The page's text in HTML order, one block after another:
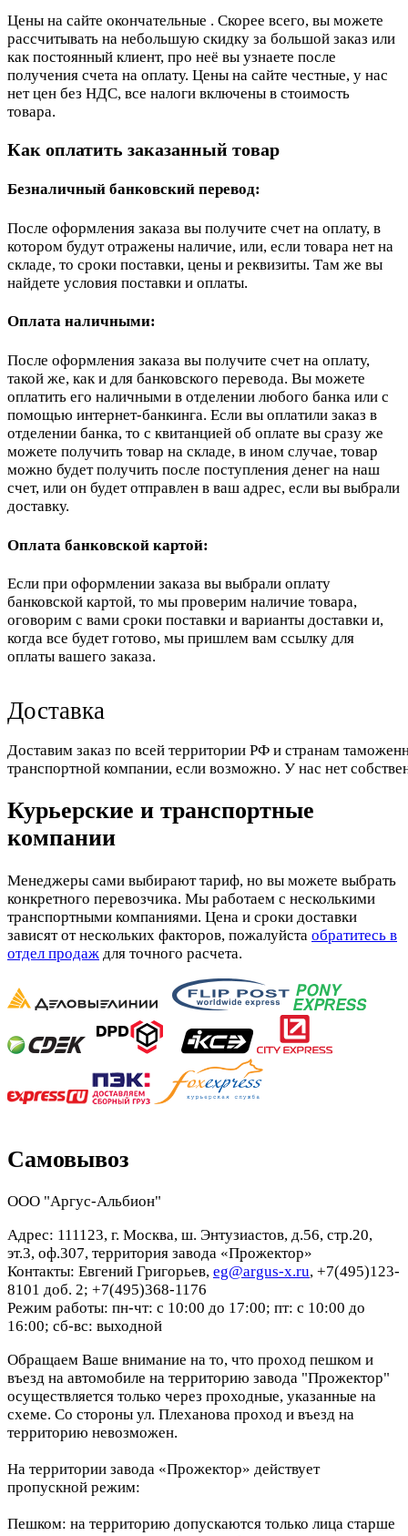
Цены на сайте окончательные . Скорее всего, вы можете
рассчитывать на небольшую скидку за большой заказ или
как постоянный клиент, про неё вы узнаете после
получения счета на оплату. Цены на сайте честные, у нас
нет цен без НДС, все налоги включены в стоимость
товара.
Как оплатить заказанный товар
Безналичный банковский перевод:
После оформления заказа вы получите счет на оплату, в
котором будут отражены наличие, или, если товара нет на
складе, то сроки поставки, цены и реквизиты. Там же вы
найдете условия поставки и оплаты.
Оплата наличными:
После оформления заказа вы получите счет на оплату,
такой же, как и для банковского перевода. Вы можете
оплатить его наличными в отделении любого банка или с
помощью интернет-банкинга. Если вы оплатили заказ в
отделении банка, то с квитанцией об оплате вы сразу же
можете получить товар на складе, в ином случае, товар
можно будет получить после поступления денег на наш
счет, или он будет отправлен в ваш адрес, если вы выбрали
доставку.
Оплата банковской картой:
Если при оформлении заказа вы выбрали оплату
банковской картой, то мы проверим наличие товара,
оговорим с вами сроки поставки и варианты доставки и,
когда все будет готово, мы пришлем вам ссылку для
оплаты вашего заказа.
Доставка
Доставим заказ по всей территории РФ и странам
транспортной компании, если возможно. У нас нет
Курьерские и транспортные
компании
Менеджеры сами выбирают тариф, но вы можете выбрать
конкретного перевозчика. Мы работаем с несколькими
транспортными компаниями. Цена и сроки доставки
зависят от нескольких факторов, пожалуйста обратитесь в
отдел продаж для точного расчета.
Самовывоз
ООО "Аргус-Альбион"
Адрес: 111123, г. Москва, ш. Энтузиастов, д.56, стр.20,
эт.3, оф.307, территория завода «Прожектор»
Контакты: Евгений Григорьев, eg@argus-x.ru, +7(495)123-
8101 доб. 2; +7(495)368-1176
Режим работы: пн-чт: с 10:00 до 17:00; пт: с 10:00 до
16:00; сб-вс: выходной
Обращаем Ваше внимание на то, что проход пешком и
въезд на автомобиле на территорию завода "Прожектор"
осуществляется только через проходные, указанные на
схеме. Со стороны ул. Плеханова проход и въезд на
территорию невозможен.
На территории завода «Прожектор» действует
пропускной режим:
Пешком: на территорию допускаются только лица старше